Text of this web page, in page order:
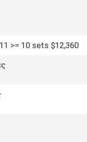
>= 10 sets $12,360